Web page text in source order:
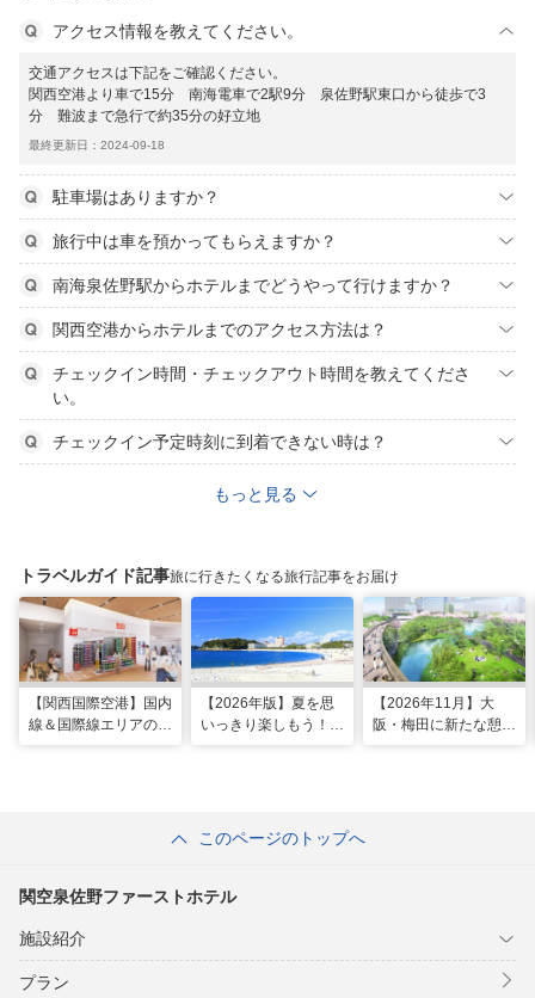
アクセス情報を教えてください。
交通アクセスは下記をご確認ください。
関西空港より車で15分 南海電車で2駅9分 泉佐野駅東口から徒歩で3
分 難波まで急行で約35分の好立地
最終更新日：2024-09-18
駐車場はありますか？
旅行中は車を預かってもらえますか？
南海泉佐野駅からホテルまでどうやって行けますか？
関西空港からホテルまでのアクセス方法は？
チェックイン時間・チェックアウト時間を教えてくださ
い。
チェックイン予定時刻に到着できない時は？
もっと見る
トラベルガイド記事旅に行きたくなる旅行記事をお届け
【関西国際空港】国内
線＆国際線エリアの大
【2026年版】夏を思
いっきり楽しもう！関
【2026年11月】大
阪・梅田に新たな憩い
このページのトップへ
関空泉佐野ファーストホテル
施設紹介
プラン